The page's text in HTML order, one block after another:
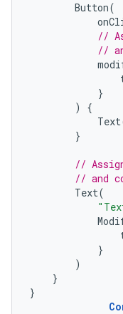
Button(
//
//
}
)
{
Text
}
//
// and
Text(
}
)
}
}